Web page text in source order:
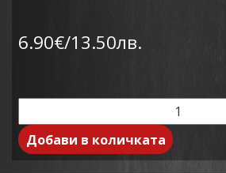
6.90€/13.50лв.
Добави в количката